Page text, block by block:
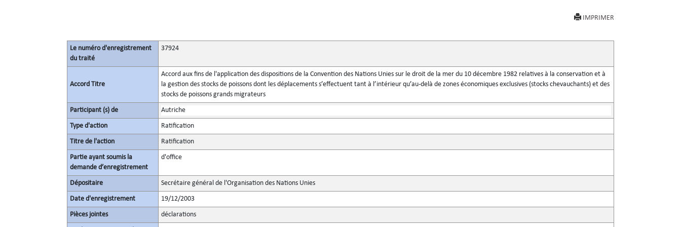
IMPRIMER
Le numéro d'enregistrement
du traité
37924
Accord Titre
Accord aux fins de l'application des dispositions de la Convention des Nations Unies sur le droit de la mer du 10 décembre 1982 relatives à la conservation et à
la gestion des stocks de poissons dont les déplacements s’effectuent tant à l’intérieur qu’au-delà de zones économiques exclusives (stocks chevauchants) et des
stocks de poissons grands migrateurs
Participant (s) de Autriche
Type d'action Ratification
Titre de l'action Ratification
Partie ayant soumis la
demande d’enregistrement
d'office
Dépositaire Secrétaire général de l'Organisation des Nations Unies
Date d'enregistrement 19/12/2003
Pièces jointes déclarations